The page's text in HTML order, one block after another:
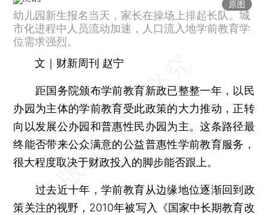
原图
幼儿园新生报名当天，家长在操场上排起长队。城
市化进程中人员流动加速，人口流入地学前教育学
位需求强烈。
文｜财新周刊 赵宁
距国务院颁布学前教育新政已整整一年，以民
办园为主体的学前教育受此政策的大力推动，正转
向以发展公办园和普惠性民办园为主。这条路径最
终能否带来公众满意的公益普惠性学前教育服务，
很大程度取决于财政投入的脚步能否跟上。
过去近十年，学前教育从边缘地位逐渐回到政
策关注的视野，2010年被写入《国家中长期教育改